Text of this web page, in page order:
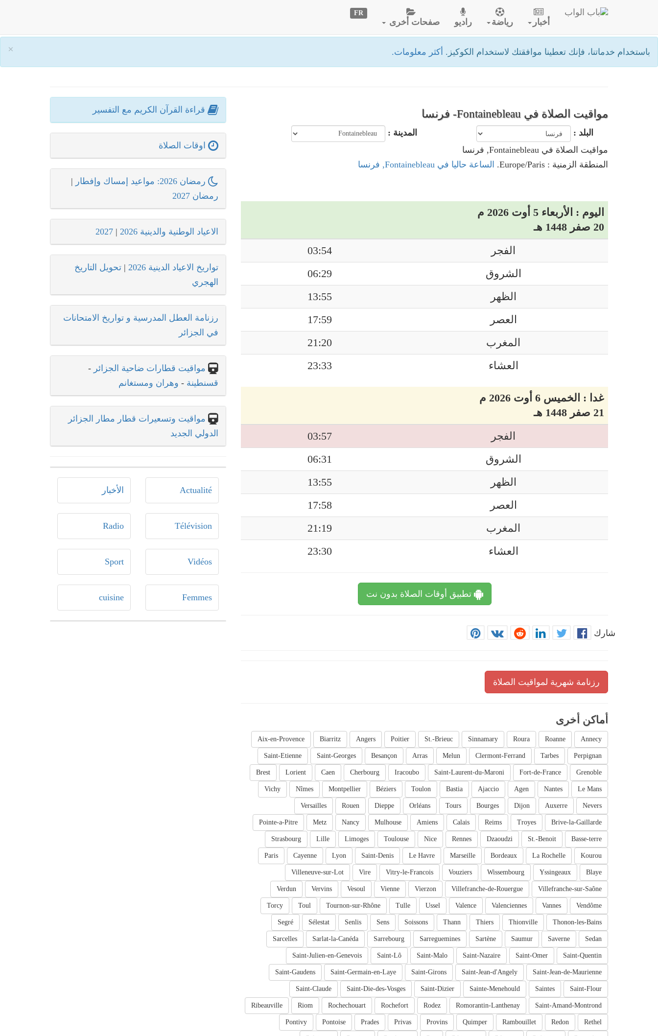
× باستخدام خدماتنا، فإنك تعطينا موافقتك لاستخدام الكوكيز. أكثر معلومات.
أخبار رياضة راديو صفحات أخرى
FR
مواقيت الصلاة في Fontainebleau- فرنسا
البلد :
المدينة :
مواقيت الصلاة في Fontainebleau, فرنسا
المنطقة الزمنية : Europe/Paris.
الساعة حاليا في Fontainebleau, فرنسا
اليوم : الأربعاء 5 أوت 2026 م
20 صفر 1448 هـ
الفجر
03:54
الشروق
06:29
الظهر
13:55
العصر
17:59
المغرب
21:20
العشاء
23:33
غدا : الخميس 6 أوت 2026 م
21 صفر 1448 هـ
الفجر
03:57
الشروق
06:31
الظهر
13:55
العصر
17:58
المغرب
21:19
العشاء
23:30
تطبيق أوقات الصلاة بدون نت
شارك
رزنامة شهرية لمواقيت الصلاة
أماكن أخرى
Annecy
Roanne
Roura
Sinnamary
St.-Brieuc
Poitier
Angers
Biarritz
Aix-en-Provence
Perpignan
Tarbes
Clermont-Ferrand
Melun
Arras
Besançon
Saint-Georges
Saint-Etienne
Grenoble
Fort-de-France
Saint-Laurent-du-Maroni
Iracoubo
Cherbourg
Caen
Lorient
Brest
Le Mans
Nantes
Agen
Ajaccio
Bastia
Toulon
Béziers
Montpellier
Nîmes
Vichy
Nevers
Auxerre
Dijon
Bourges
Tours
Orléans
Dieppe
Rouen
Versailles
Brive-la-Gaillarde
Troyes
Reims
Calais
Amiens
Mulhouse
Nancy
Metz
Pointe-a-Pitre
Basse-terre
St.-Benoit
Dzaoudzi
Rennes
Nice
Toulouse
Limoges
Lille
Strasbourg
Kourou
La Rochelle
Bordeaux
Marseille
Le Havre
Saint-Denis
Lyon
Cayenne
Paris
Blaye
Yssingeaux
Wissembourg
Vouziers
Vitry-le-Francois
Vire
Villeneuve-sur-Lot
Villefranche-sur-Saône
Villefranche-de-Rouergue
Vierzon
Vienne
Vesoul
Vervins
Verdun
Vendôme
Vannes
Valenciennes
Valence
Ussel
Tulle
Tournon-sur-Rhône
Toul
Torcy
Thonon-les-Bains
Thionville
Thiers
Thann
Soissons
Sens
Senlis
Sélestat
Segré
Sedan
Saverne
Saumur
Sartène
Sarreguemines
Sarrebourg
Sarlat-la-Canéda
Sarcelles
Saint-Quentin
Saint-Omer
Saint-Nazaire
Saint-Malo
Saint-Lô
Saint-Julien-en-Genevois
Saint-Jean-de-Maurienne
Saint-Jean-d'Angely
Saint-Girons
Saint-Germain-en-Laye
Saint-Gaudens
Saint-Flour
Saintes
Sainte-Menehould
Saint-Dizier
Saint-Die-des-Vosges
Saint-Claude
Saint-Amand-Montrond
Romorantin-Lanthenay
Rodez
Rochefort
Rochechouart
Riom
Ribeauville
Rethel
Redon
Rambouillet
Quimper
Provins
Privas
Prades
Pontoise
Pontivy
قراءة القرآن الكريم مع التفسير
اوقات الصلاة
رمضان 2026: مواعيد إمساك وإفطار
|
رمضان 2027
الاعياد الوطنية والدينية 2026 |
2027
تواريخ الاعياد الدينية 2026 | تحويل التاريخ
الهجري
رزنامة العطل المدرسية و تواريخ الامتحانات
في الجزائر
مواقيت قطارات ضاحية الجزائر -
قسنطينة - وهران ومستغانم
مواقيت وتسعيرات قطار مطار الجزائر
الدولي الجديد
Actualité الأخبار
Télévision
Radio
Vidéos
Sport
Femmes
cuisine